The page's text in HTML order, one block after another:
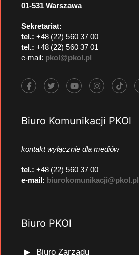
01-531 Warszawa
Sekretariat:
tel.: +48 (22) 560 37 00
tel.: +48 (22) 560 37 01
e-mail: pkol@pkol.pl
Biuro Komunikacji PKOl
kontakt wyłącznie dla mediów
tel.: +48 (22) 560 37 00
e-mail: biurokomunikacji@pkol.pl
Biuro PKOl
Biuro Zarządu